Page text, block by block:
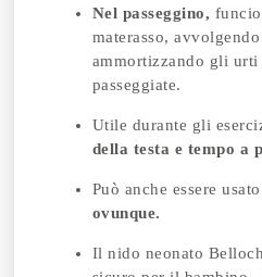
Nel passeggino,
materasso,
ammortizzando gli urti
passeggiate.
Utile durante gli
della testa e tempo a
Può anche essere
ovunque.
Il nido neonato